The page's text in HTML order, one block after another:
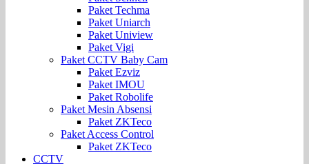
Paket Techma
Paket Uniarch
Paket Uniview
Paket Vigi
Paket CCTV Baby Cam
Paket Ezviz
Paket IMOU
Paket Robolife
Paket Mesin Absensi
Paket ZKTeco
Paket Access Control
Paket ZKTeco
CCTV